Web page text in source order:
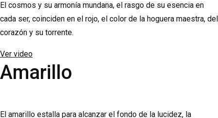
El cosmos y su armonía mundana, el rasgo de su esencia en
cada ser, coinciden en el rojo, el color de la hoguera maestra, del
corazón y su torrente.
Ver video
Amarillo
El amarillo estalla para alcanzar el fondo de la lucidez, la